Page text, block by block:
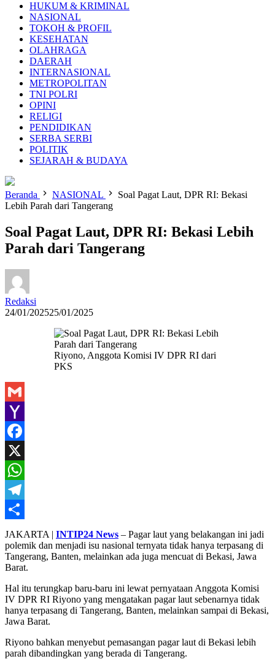
HUKUM & KRIMINAL
NASIONAL
TOKOH & PROFIL
KESEHATAN
OLAHRAGA
DAERAH
INTERNASIONAL
METROPOLITAN
TNI POLRI
OPINI
RELIGI
PENDIDIKAN
SERBA SERBI
POLITIK
SEJARAH & BUDAYA
Beranda NASIONAL
Soal Pagat Laut, DPR RI: Bekasi
Lebih Parah dari Tangerang
Soal Pagat Laut, DPR RI: Bekasi Lebih
Parah dari Tangerang
Redaksi
24/01/202525/01/2025
Riyono, Anggota Komisi IV DPR RI dari
PKS
Gmail
Yahoo
Mail
Facebook
X
WhatsApp
Telegram
Share
JAKARTA | INTIP24 News – Pagar laut yang belakangan ini jadi
polemik dan menjadi isu nasional ternyata tidak hanya terpasang di
Tangerang, Banten, melainkan ada juga mencuat di Bekasi, Jawa
Barat.
Hal itu terungkap baru-baru ini lewat pernyataan Anggota Komisi
IV DPR RI Riyono yang mengatakan pagar laut sebenarnya tidak
hanya terpasang di Tangerang, Banten, melainkan sampai di Bekasi,
Jawa Barat.
Riyono bahkan menyebut pemasangan pagar laut di Bekasi lebih
parah dibandingkan yang berada di Tangerang.